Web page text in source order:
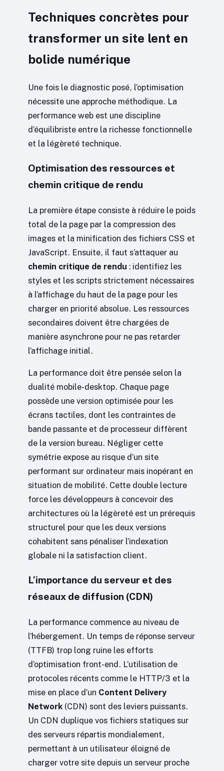
Techniques concrètes pour
transformer un site lent en
bolide numérique
Une fois le diagnostic posé, l’optimisation
nécessite une approche méthodique. La
performance web est une discipline
d’équilibriste entre la richesse fonctionnelle
et la légèreté technique.
Optimisation des ressources et
chemin critique de rendu
La première étape consiste à réduire le poids
total de la page par la compression des
images et la minification des fichiers CSS et
JavaScript. Ensuite, il faut s’attaquer au
chemin critique de rendu : identifiez les
styles et les scripts strictement nécessaires
à l’affichage du haut de la page pour les
charger en priorité absolue. Les ressources
secondaires doivent être chargées de
manière asynchrone pour ne pas retarder
l’affichage initial.
La performance doit être pensée selon la
dualité mobile-desktop. Chaque page
possède une version optimisée pour les
écrans tactiles, dont les contraintes de
bande passante et de processeur diffèrent
de la version bureau. Négliger cette
symétrie expose au risque d’un site
performant sur ordinateur mais inopérant en
situation de mobilité. Cette double lecture
force les développeurs à concevoir des
architectures où la légèreté est un prérequis
structurel pour que les deux versions
cohabitent sans pénaliser l’indexation
globale ni la satisfaction client.
L’importance du serveur et des
réseaux de diffusion (CDN)
La performance commence au niveau de
l’hébergement. Un temps de réponse serveur
(TTFB) trop long ruine les efforts
d’optimisation front-end. L’utilisation de
protocoles récents comme le HTTP/3 et la
mise en place d’un Content Delivery
Network (CDN) sont des leviers puissants.
Un CDN duplique vos fichiers statiques sur
des serveurs répartis mondialement,
permettant à un utilisateur éloigné de
charger votre site depuis un serveur proche